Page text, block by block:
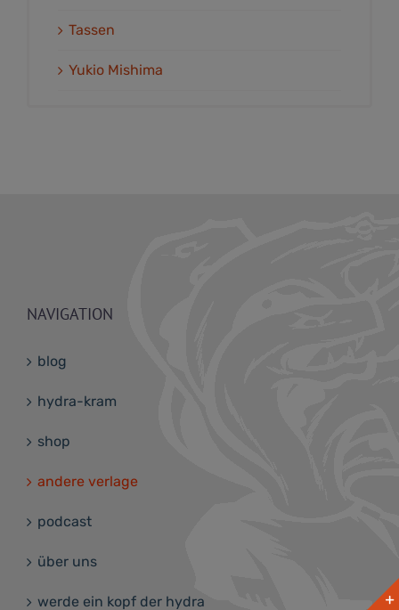
Tassen
Yukio Mishima
NAVIGATION
blog
hydra-kram
shop
andere verlage
podcast
über uns
werde ein kopf der hydra